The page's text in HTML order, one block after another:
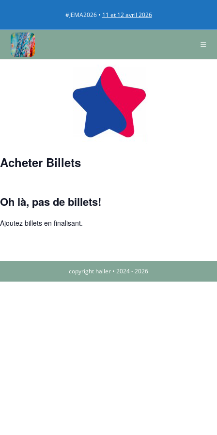
#JEMA2026 • 11 et 12 avril 2026
Acheter Billets
Oh là, pas de billets!
Ajoutez billets en finalisant.
copyright haller • 2024 - 2026